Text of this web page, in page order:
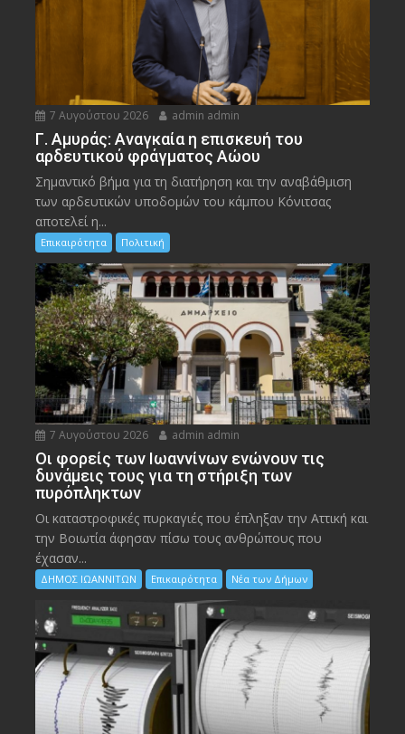
7 Αυγούστου 2026 admin admin
Γ. Αμυράς: Αναγκαία η επισκευή του
αρδευτικού φράγματος Αώου
Σημαντικό βήμα για τη διατήρηση και την αναβάθμιση
των αρδευτικών υποδομών του κάμπου Κόνιτσας
αποτελεί η...
Επικαιρότητα Πολιτική
7 Αυγούστου 2026 admin admin
Οι φορείς των Ιωαννίνων ενώνουν τις
δυνάμεις τους για τη στήριξη των
πυρόπληκτων
Οι καταστροφικές πυρκαγιές που έπληξαν την Αττική και
την Bοιωτία άφησαν πίσω τους ανθρώπους που
έχασαν...
ΔΗΜΟΣ ΙΩΑΝΝΙΤΩΝ Επικαιρότητα Νέα των Δήμων